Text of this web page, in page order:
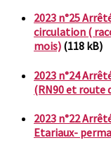
2023 n°25
circulation (
mois) (118 kB)
2023 n°24
(RN90 et route
2023 n°22
Etariaux-